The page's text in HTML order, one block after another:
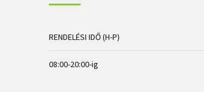
RENDELÉSI IDŐ (H-P)
08:00-20:00-ig